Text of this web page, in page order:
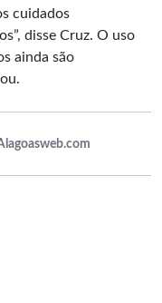
cuidados
disse Cruz. O uso
ainda são